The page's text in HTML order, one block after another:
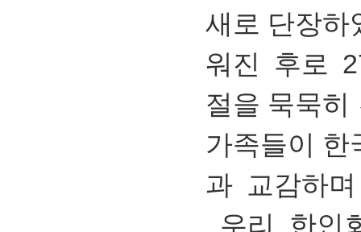
새로 단장하
워진 후로
절을 묵묵히
가족들이 한
과 교감하
우리 한인